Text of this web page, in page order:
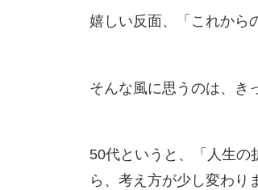
嬉しい反面、「これから
そんな風に思うのは、き
50代というと、「人生の
ら、考え方が少し変わり